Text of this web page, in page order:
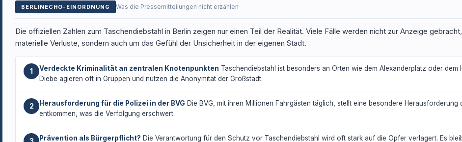
BERLINECHO-EINORDNUNG Was die Pressemitteilungen nicht erzählen
Die offiziellen Zahlen zum Taschendiebstahl in Berlin zeigen nur einen Teil der Realität. Viele Fälle werden nicht zur Anzeige
materielle Verluste, sondern auch um das Gefühl der Unsicherheit in der eigenen Stadt.
1 Verdeckte Kriminalität an zentralen Knotenpunkten Taschendiebstahl ist besonders an Orten wie dem Alexanderplatz oder
Diebe agieren oft in Gruppen und nutzen die Anonymität der Großstadt.
2 Herausforderung für die Polizei in der BVG Die BVG, mit ihren Millionen Fahrgästen täglich, stellt eine besondere
entkommen, was die Verfolgung erschwert.
Prävention als Bürgerpflicht? Die Verantwortung für den Schutz vor Taschendiebstahl wird oft stark auf die Opfer verlagert. Es